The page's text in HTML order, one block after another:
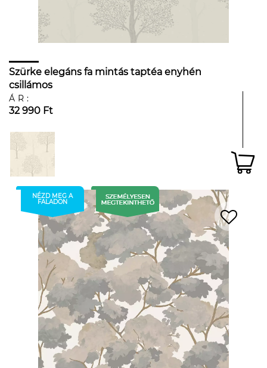
Szürke elegáns fa mintás taptéa enyhén
csillámos
ÁR:
32 990 Ft
NÉZD MEG A
FALADON